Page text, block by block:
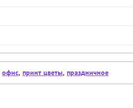
офис, принт цветы, праздничное